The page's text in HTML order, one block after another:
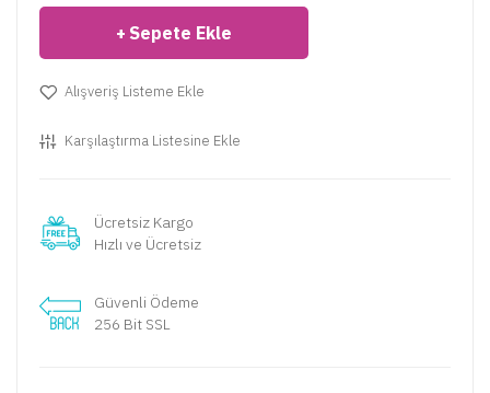
Sepete Ekle
Alışveriş Listeme Ekle
Karşılaştırma Listesine Ekle
Ücretsiz Kargo
Hızlı ve Ücretsiz
Güvenli Ödeme
256 Bit SSL